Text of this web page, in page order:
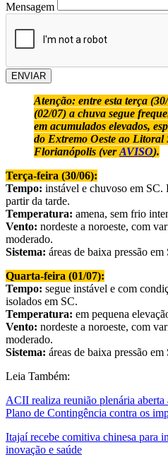
Mensagem
ENVIAR
Atenção: entre esta terça
(02/07) a chuva segue
em acumulados elevados,
do Extremo Oeste ao Litoral
Florianópolis (verAVISO).
Terça-feira (30/06):
Tempo: instável e chuvoso em SC.
partir da tarde.
Temperatura: amena, sem frio
Vento: nordeste a noroeste, com
moderado.
Sistema: áreas de baixa pressão em
Quarta-feira (01/07):
Tempo: segue instável e com
isolados em SC.
Temperatura: em pequena
Vento: nordeste a noroeste, com
moderado.
Sistema: áreas de baixa pressão em
Leia Também:
ACII realiza reunião plenária aberta
Plano de Contingência contra os
Itajaí recebe comitiva chinesa para
inovação e saúde